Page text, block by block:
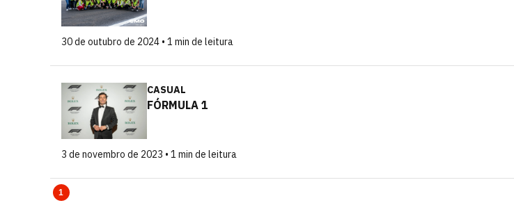
30 de outubro de 2024 • 1 min de leitura
CASUAL
FÓRMULA 1
3 de novembro de 2023 • 1 min de leitura
1